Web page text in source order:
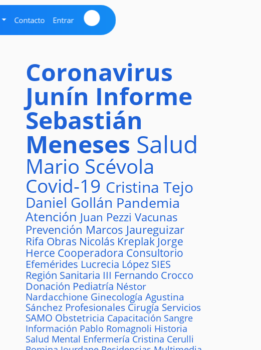
Contacto Entrar
Coronavirus
Junín Informe
Sebastián
Meneses Salud
Mario Scévola
Covid-19 Cristina Tejo
Daniel Gollán Pandemia
Atención Juan Pezzi Vacunas
Prevención Marcos Jaureguizar
Rifa Obras Nicolás Kreplak Jorge
Herce Cooperadora Consultorio
Efemérides Lucrecia López SIES
Región Sanitaria III Fernando Crocco
Donación Pediatría Néstor
Nardacchione Ginecología Agustina
Sánchez Profesionales Cirugía Servicios
SAMO Obstetricia Capacitación Sangre
Información Pablo Romagnoli Historia
Salud Mental Enfermería Cristina Cerulli